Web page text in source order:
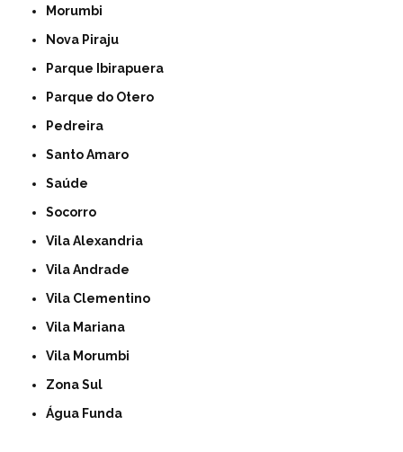
Morumbi
Nova Piraju
Parque Ibirapuera
Parque do Otero
Pedreira
Santo Amaro
Saúde
Socorro
Vila Alexandria
Vila Andrade
Vila Clementino
Vila Mariana
Vila Morumbi
Zona Sul
Água Funda